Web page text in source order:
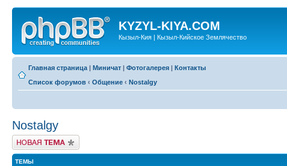
KYZYL-KIYA.COM
Кызыл-Кия | Кызыл-Кийское Землячество
Главная страница | Миничат | Фотогалерея | Контакты
Список форумов ‹ Общение ‹ Nostalgy
Nostalgy
Новая тема
ТЕМЫ